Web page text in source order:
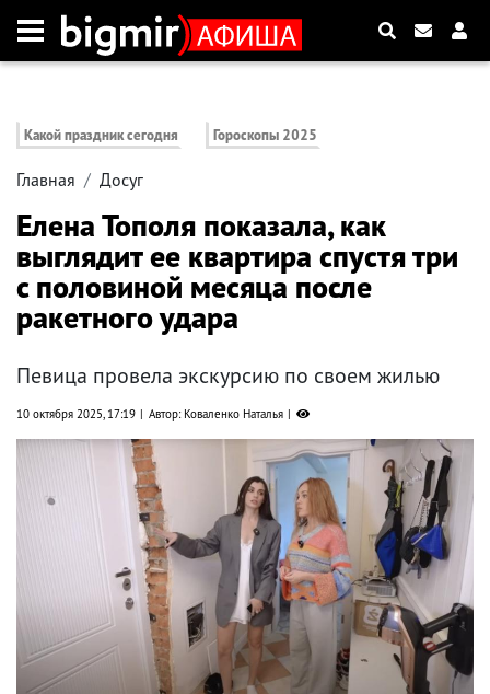
Какой праздник сегодня Гороскопы 2025
Главная Досуг
Елена Тополя показала, как
выглядит ее квартира спустя три
с половиной месяца после
ракетного удара
Певица провела экскурсию по своем жилью
10 октября 2025, 17:19 Автор: Коваленко Наталья